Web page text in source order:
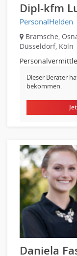
Dipl-kfm
PersonalHelden
Bramsche,
Düsseldorf, Köln
Dieser Berater
bekommen.
Daniela